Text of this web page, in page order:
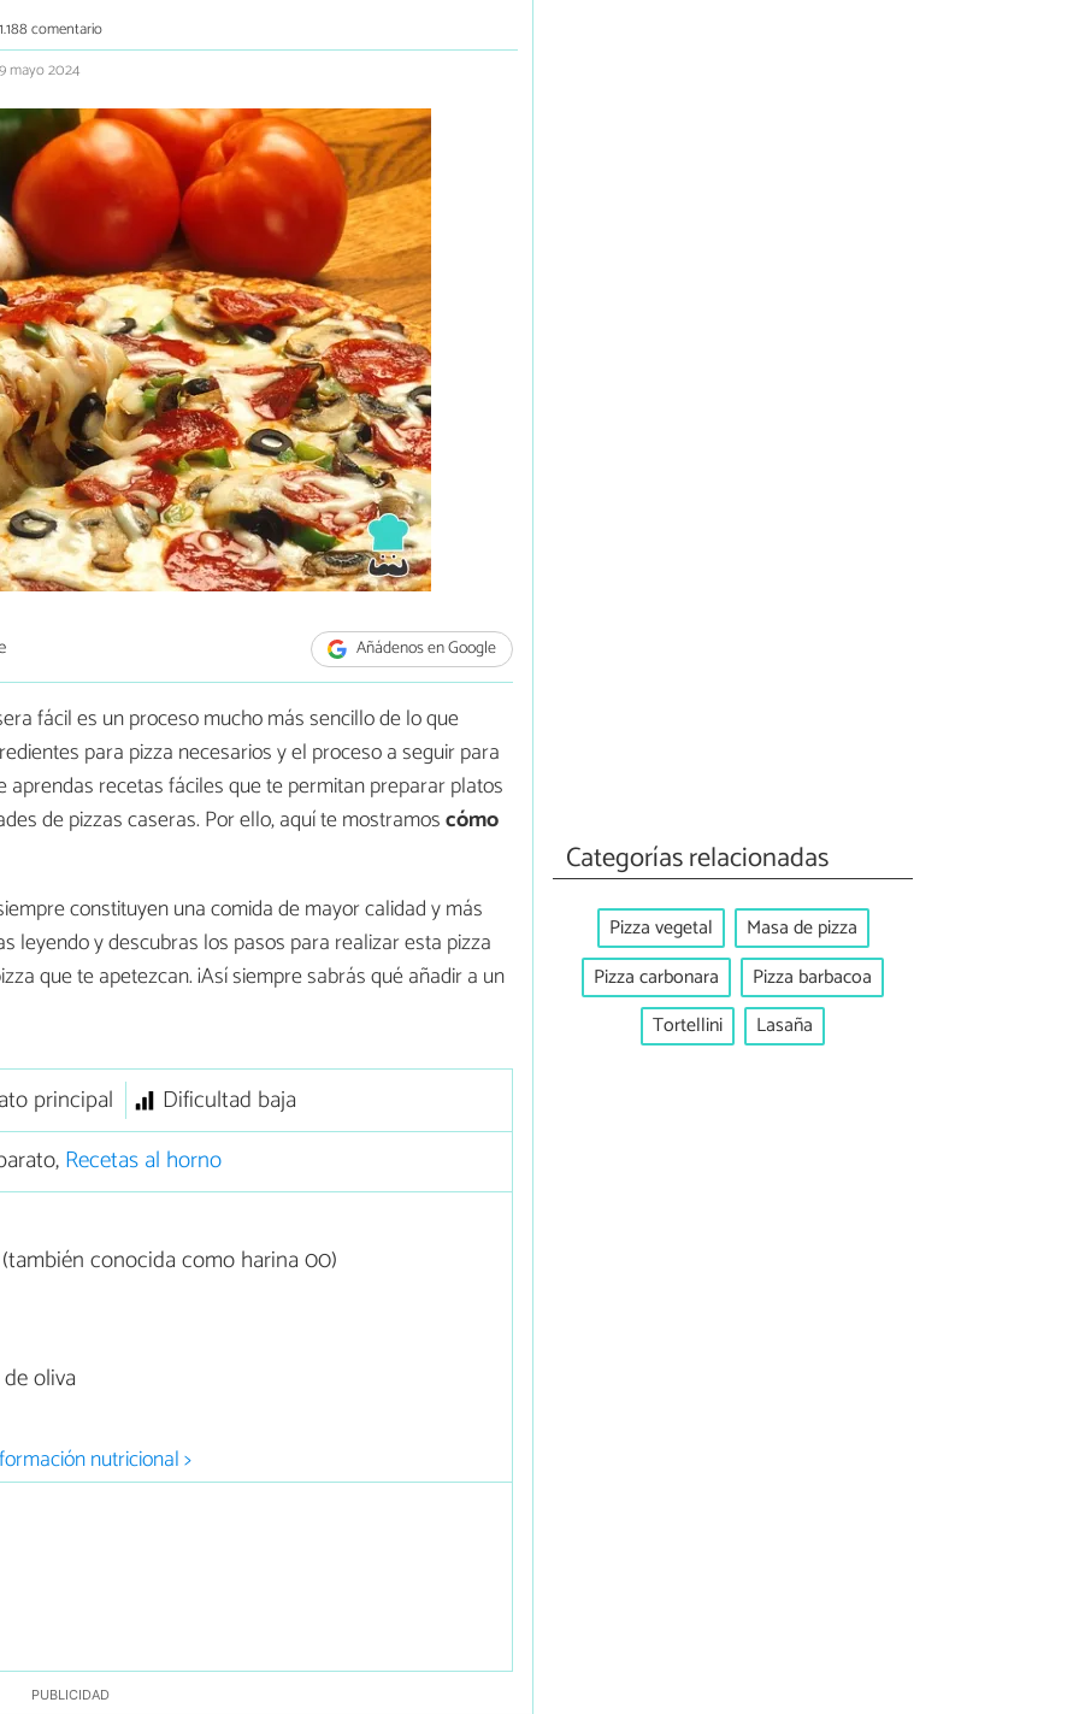
comentario
mayo 2024
Añádenos en Google
fácil es un proceso mucho más sencillo de lo que
para pizza necesarios y el proceso a seguir para
aprendas recetas fáciles que te permitan preparar platos
de pizzas caseras. Por ello, aquí te mostramoscómo
constituyen una comida de mayor calidad y más
leyendo y descubras los pasos para realizar esta pizza
que te apetezcan. ¡Así siempre sabrás qué añadir a un
principal
Dificultad baja
Recetas al horno
conocida como harina 00)
oliva
nutricional >
Categorías relacionadas
Pizza vegetal
Masa de pizza
Pizza carbonara
Pizza barbacoa
Tortellini
Lasaña